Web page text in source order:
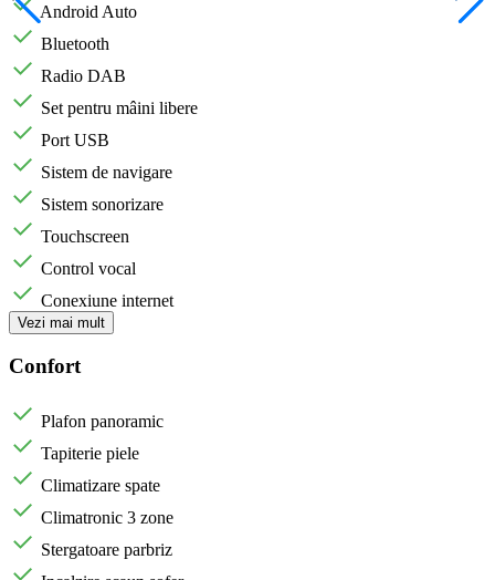
Android Auto
Bluetooth
Radio DAB
Set pentru mâini libere
Port USB
Sistem de navigare
Sistem sonorizare
Touchscreen
Control vocal
Conexiune internet
Vezi mai mult
Confort
Plafon panoramic
Tapiterie piele
Climatizare spate
Climatronic 3 zone
Stergatoare parbriz